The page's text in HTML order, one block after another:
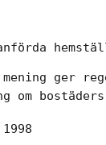
ger
om